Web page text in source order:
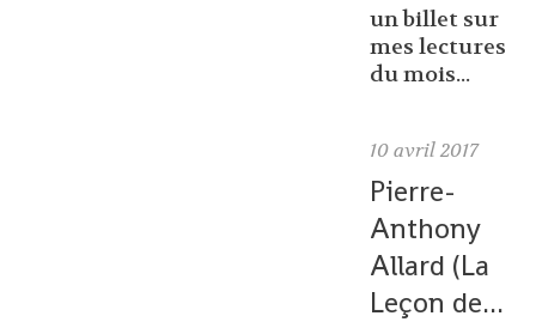
un billet sur
mes lectures
du mois...
10 avril 2017
Pierre-
Anthony
Allard (La
Leçon de...